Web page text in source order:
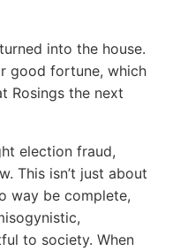
into the house.
good fortune, which
Rosings the next
election fraud,
This isn’t just about
way be complete,
to society. When